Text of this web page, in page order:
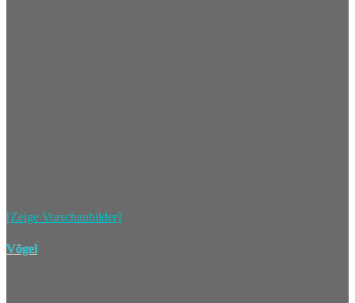
[Zeige Vorschaubilder]
Vögel